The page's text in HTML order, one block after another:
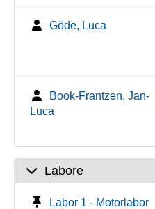
Göde, Luca
Book-Frantzen, Jan-
Luca
Labore
Labor 1 - Motorlabor